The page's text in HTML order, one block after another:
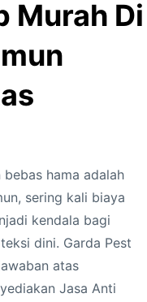
Murah Di
hama adalah
sering kali biaya
kendala bagi
dini. Garda Pest
atas
Jasa Anti